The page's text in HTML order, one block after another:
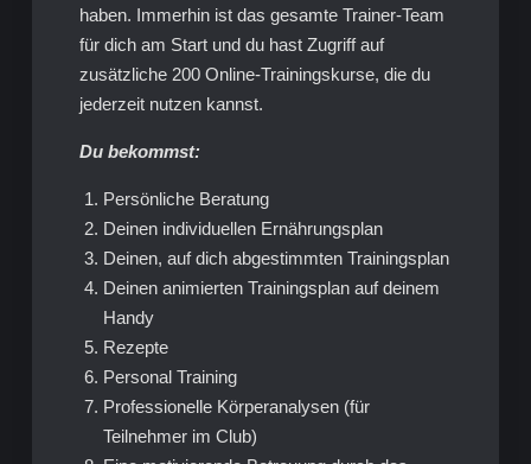
haben. Immerhin ist das gesamte Trainer-Team
für dich am Start und du hast Zugriff auf
zusätzliche 200 Online-Trainingskurse, die du
jederzeit nutzen kannst.
Du bekommst:
Persönliche Beratung
Deinen individuellen Ernährungsplan
Deinen, auf dich abgestimmten Trainingsplan
Deinen animierten Trainingsplan auf deinem
Handy
Rezepte
Personal Training
Professionelle Körperanalysen (für
Teilnehmer im Club)